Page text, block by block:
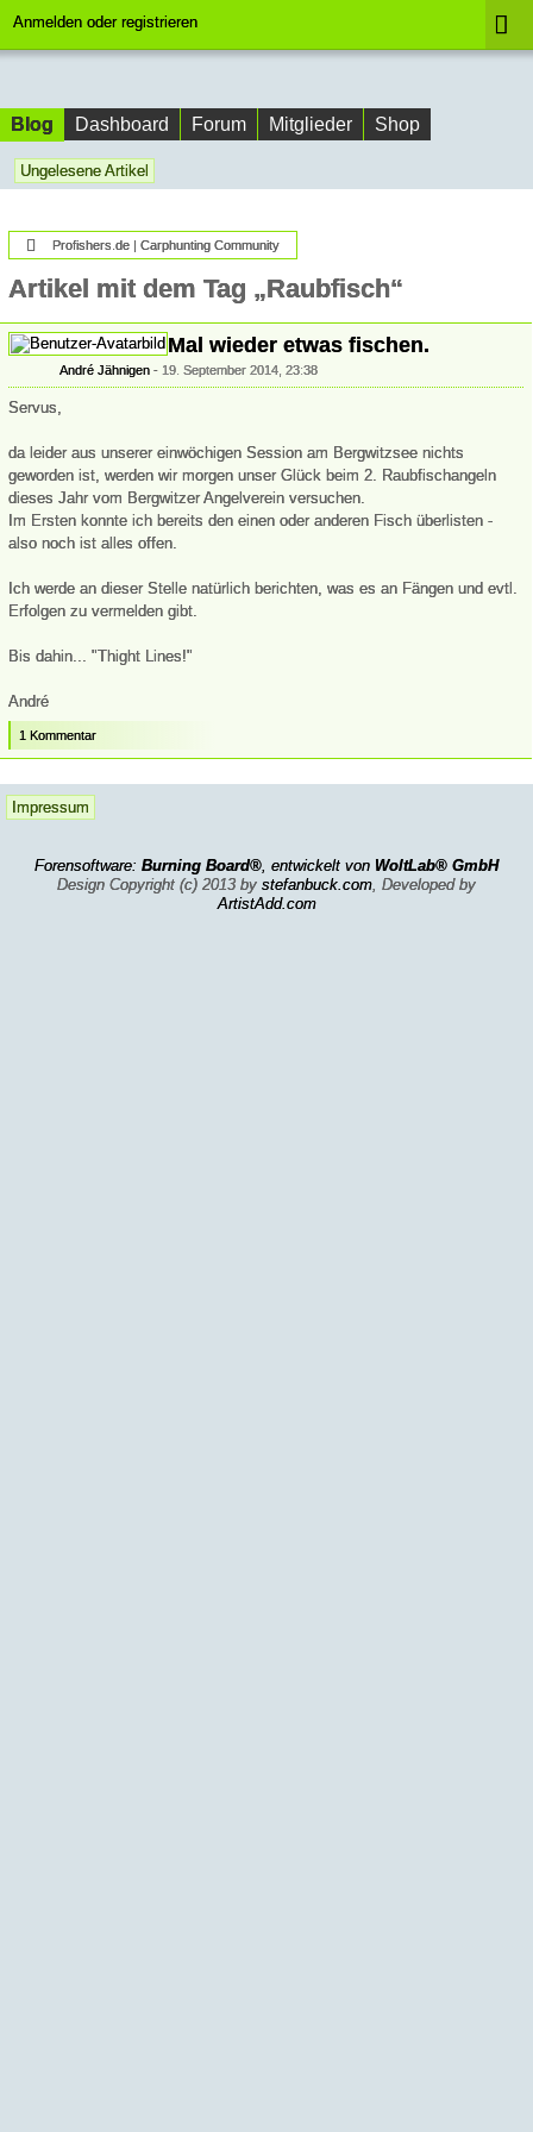
Anmelden oder registrieren
Blog Dashboard Forum Mitglieder Shop
Ungelesene Artikel
Profishers.de | Carphunting Community
Artikel mit dem Tag „Raubfisch“
Mal wieder etwas fischen.
André Jähnigen 19. September 2014, 23:38
Servus,
da leider aus unserer einwöchigen Session am Bergwitzsee nichts
geworden ist, werden wir morgen unser Glück beim 2. Raubfischangeln
dieses Jahr vom Bergwitzer Angelverein versuchen.
Im Ersten konnte ich bereits den einen oder anderen Fisch überlisten -
also noch ist alles offen.
Ich werde an dieser Stelle natürlich berichten, was es an Fängen und evtl.
Erfolgen zu vermelden gibt.
Bis dahin... "Thight Lines!"
André
1 Kommentar
Impressum
Forensoftware: Burning Board®, entwickelt von WoltLab® GmbH
Design Copyright (c) 2013 by stefanbuck.com, Developed by
ArtistAdd.com